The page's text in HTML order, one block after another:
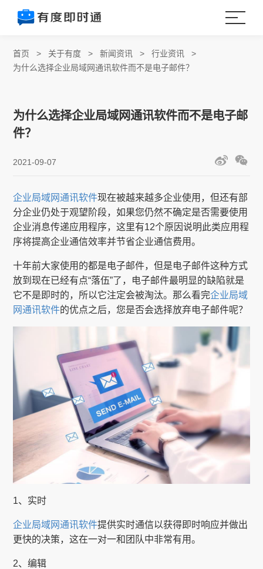
首页 > 关于有度 >新闻资讯 >行业资讯
>
为什么选择企业局域网通讯软件而不是电子邮件？
为什么选择企业局域网通讯软件而不是电子邮
件？
2021-09-07
企业局域网通讯软件现在被越来越多企业使用，但还有部
分企业仍处于观望阶段，如果您仍然不确定是否需要使用
企业消息传递应用程序，这里有12个原因说明此类应用程
序将提高企业通信效率并节省企业通信费用。
十年前大家使用的都是电子邮件，但是电子邮件这种方式
放到现在已经有点“落伍”了，电子邮件最明显的缺陷就是
它不是即时的，所以它注定会被淘汰。那么看完企业局域
网通讯软件的优点之后，您是否会选择放弃电子邮件呢？
1、实时
企业局域网通讯软件提供实时通信以获得即时响应并做出
更快的决策，这在一对一和团队中非常有用。
2、编辑